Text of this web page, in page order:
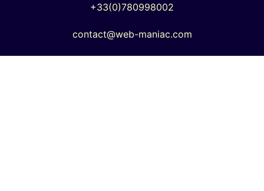
+33(0)780998002
contact@web-maniac.com